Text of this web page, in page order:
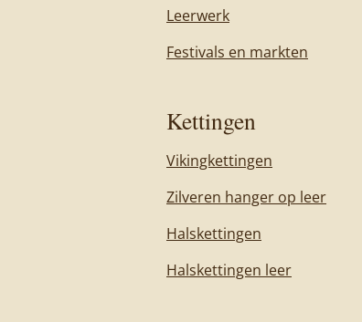
Leerwerk
Festivals en markten
Kettingen
Vikingkettingen
Zilveren hanger op leer
Halskettingen
Halskettingen leer